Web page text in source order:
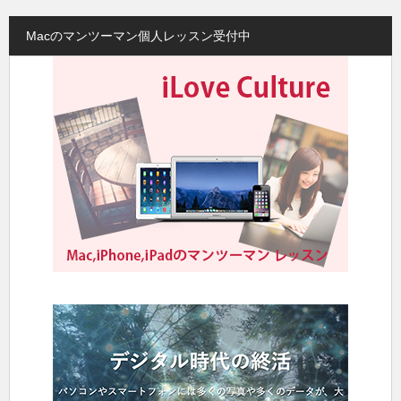
Macのマンツーマン個人レッスン受付中